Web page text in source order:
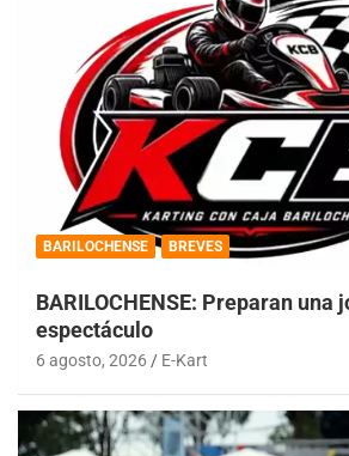
BARILOCHENSE BREVES
BARILOCHENSE: Preparan una
espectáculo
6 agosto, 2026 E-Kart